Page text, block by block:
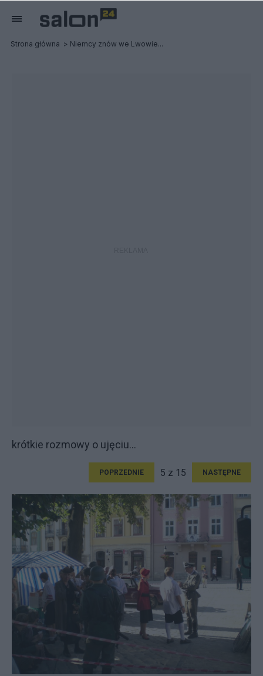
Strona główna Niemcy znów we Lwowie...
krótkie rozmowy o ujęciu...
POPRZEDNIE 5 z 15 NASTĘPNE